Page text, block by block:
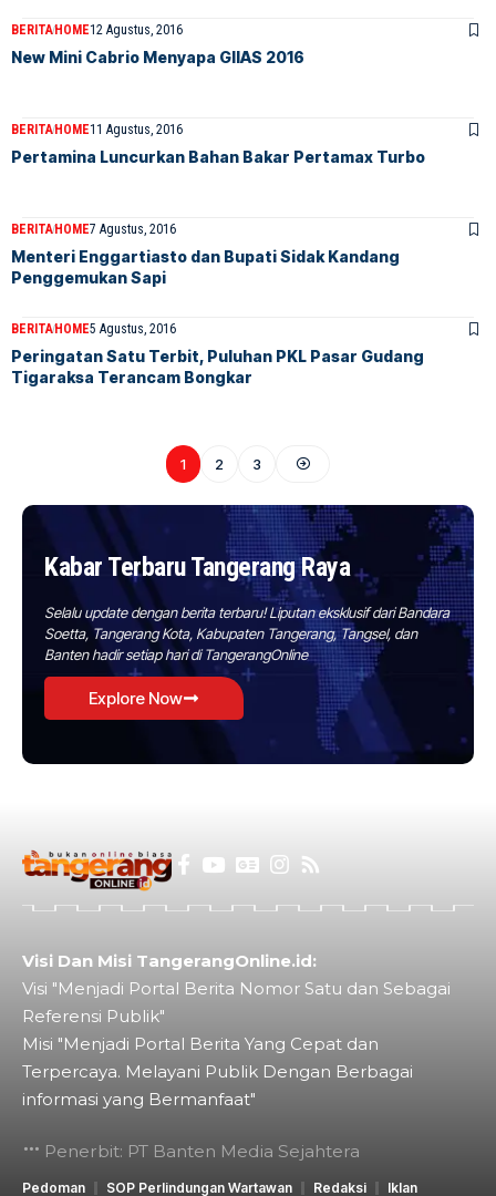
BERITAHOME12 Agustus, 2016
New Mini Cabrio Menyapa GIIAS 2016
BERITAHOME11 Agustus, 2016
Pertamina Luncurkan Bahan Bakar Pertamax Turbo
BERITAHOME7 Agustus, 2016
Menteri Enggartiasto dan Bupati Sidak Kandang
Penggemukan Sapi
BERITAHOME5 Agustus, 2016
Peringatan Satu Terbit, Puluhan PKL Pasar Gudang
Tigaraksa Terancam Bongkar
1 2 3
Kabar Terbaru Tangerang Raya
Selalu update dengan berita terbaru! Liputan eksklusif dari Bandara
Soetta, Tangerang Kota, Kabupaten Tangerang, Tangsel, dan
Banten hadir setiap hari di TangerangOnline
Explore Now
Visi Dan Misi TangerangOnline.id:
Visi "Menjadi Portal Berita Nomor Satu dan Sebagai
Referensi Publik"
Misi "Menjadi Portal Berita Yang Cepat dan
Terpercaya. Melayani Publik Dengan Berbagai
informasi yang Bermanfaat"
Penerbit: PT Banten Media Sejahtera
Pedoman SOP Perlindungan Wartawan Redaksi Iklan